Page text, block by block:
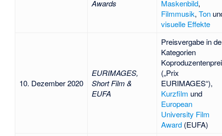
Awards
Maskenbild,
Filmmusik, Ton
visuelle Effekte
10. Dezember 2020
EURIMAGES,
Short Film &
EUFA
Preisvergabe in
Kategorien
(„Prix
EURIMAGES“),
Kurzfilm und
European
University Film
Award(EUFA)